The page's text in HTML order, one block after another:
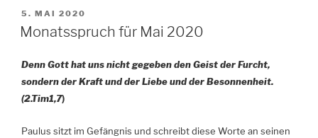
VERÖFFENTLICHT
AM
5. MAI 2020
Monatsspruch für Mai 2020
Denn Gott hat uns nicht gegeben den Geist der Furcht,
sondern der Kraft und der Liebe und der Besonnenheit.
(2.Tim1,7)
Paulus sitzt im Gefängnis und schreibt diese Worte an seinen